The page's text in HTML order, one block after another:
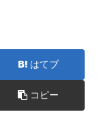
はてブ
コピー